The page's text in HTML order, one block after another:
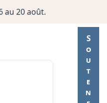
au 20 août.